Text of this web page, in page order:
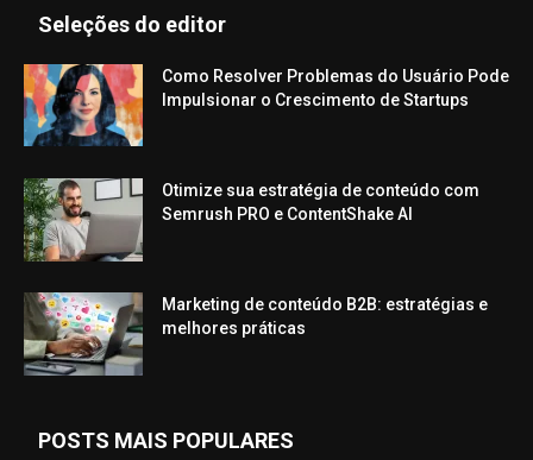
Seleções do editor
Como Resolver Problemas do Usuário Pode
Impulsionar o Crescimento de Startups
Otimize sua estratégia de conteúdo com
Semrush PRO e ContentShake AI
Marketing de conteúdo B2B: estratégias e
melhores práticas
POSTS MAIS POPULARES